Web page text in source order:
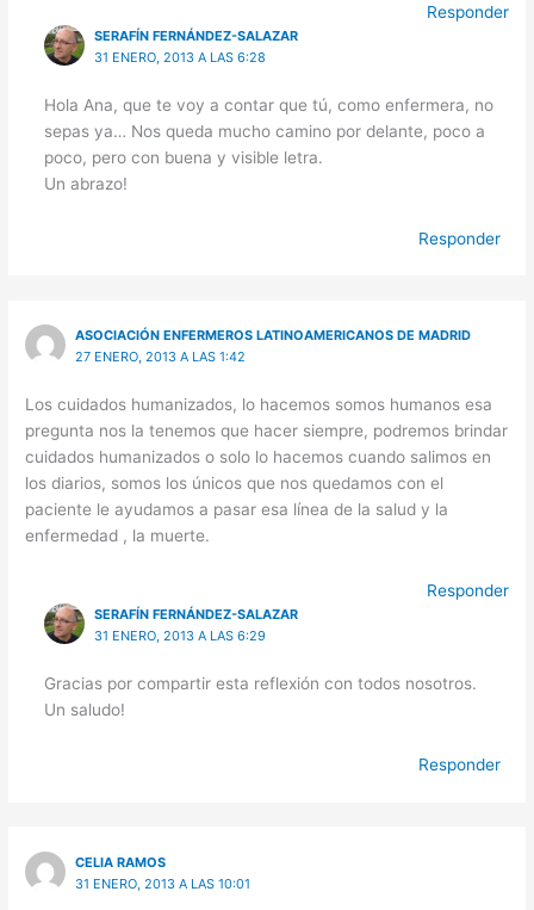
Responder
SERAFÍN FERNÁNDEZ-SALAZAR
31 ENERO, 2013 A LAS 6:28
Hola Ana, que te voy a contar que tú, como enfermera, no
sepas ya… Nos queda mucho camino por delante, poco a
poco, pero con buena y visible letra.
Un abrazo!
Responder
ASOCIACIÓN ENFERMEROS LATINOAMERICANOS DE MADRID
27 ENERO, 2013 A LAS 1:42
Los cuidados humanizados, lo hacemos somos humanos esa
pregunta nos la tenemos que hacer siempre, podremos brindar
cuidados humanizados o solo lo hacemos cuando salimos en
los diarios, somos los únicos que nos quedamos con el
paciente le ayudamos a pasar esa línea de la salud y la
enfermedad , la muerte.
Responder
SERAFÍN FERNÁNDEZ-SALAZAR
31 ENERO, 2013 A LAS 6:29
Gracias por compartir esta reflexión con todos nosotros.
Un saludo!
Responder
CELIA RAMOS
31 ENERO, 2013 A LAS 10:01